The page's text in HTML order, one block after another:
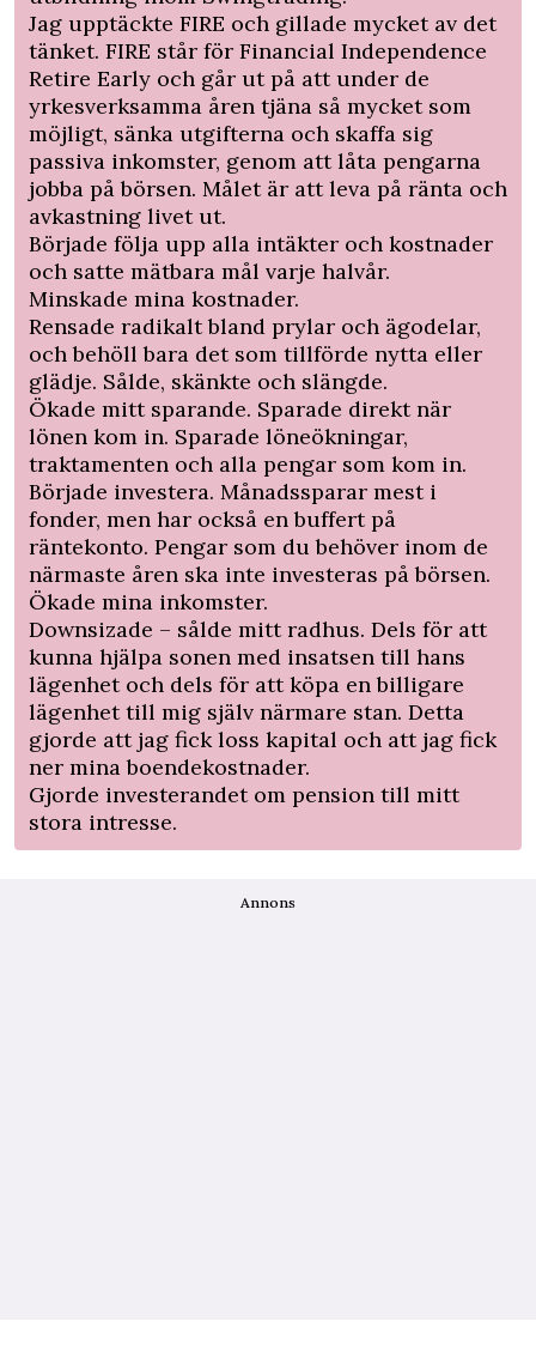
Jag upptäckte FIRE och gillade mycket av det
tänket. FIRE står för Financial Independence
Retire Early och går ut på att under de
yrkesverksamma åren tjäna så mycket som
möjligt, sänka utgifterna och skaffa sig
passiva inkomster, genom att låta pengarna
jobba på börsen. Målet är att leva på ränta och
avkastning livet ut.
Började följa upp alla intäkter och kostnader
och satte mätbara mål varje halvår.
Minskade mina kostnader.
Rensade radikalt bland prylar och ägodelar,
och behöll bara det som tillförde nytta eller
glädje. Sålde, skänkte och slängde.
Ökade mitt sparande. Sparade direkt när
lönen kom in. Sparade löneökningar,
traktamenten och alla pengar som kom in.
Började investera. Månadssparar mest i
fonder, men har också en buffert på
räntekonto. Pengar som du behöver inom de
närmaste åren ska inte investeras på börsen.
Ökade mina inkomster.
Downsizade – sålde mitt radhus. Dels för att
kunna hjälpa sonen med insatsen till hans
lägenhet och dels för att köpa en billigare
lägenhet till mig själv närmare stan. Detta
gjorde att jag fick loss kapital och att jag fick
ner mina boendekostnader.
Gjorde investerandet om pension till mitt
stora intresse.
Annons